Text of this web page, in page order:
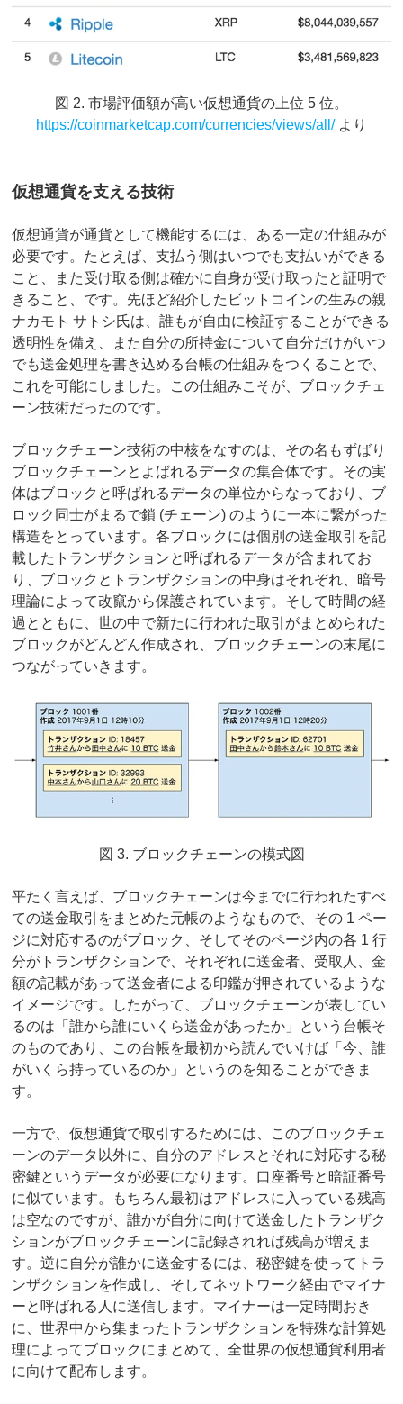
図 2. 市場評価額が高い仮想通貨の上位 5 位。
https://coinmarketcap.com/currencies/views/all/より
仮想通貨を支える技術
仮想通貨が通貨として機能するには、ある一定の仕組みが
必要です。たとえば、支払う側はいつでも支払いができる
こと、また受け取る側は確かに自身が受け取ったと証明で
きること、です。先ほど紹介したビットコインの生みの親
ナカモト サトシ氏は、誰もが自由に検証することができる
透明性を備え、また自分の所持金について自分だけがいつ
でも送金処理を書き込める台帳の仕組みをつくることで、
これを可能にしました。この仕組みこそが、ブロックチェ
ーン技術だったのです。
ブロックチェーン技術の中核をなすのは、その名もずばり
ブロックチェーンとよばれるデータの集合体です。その実
体はブロックと呼ばれるデータの単位からなっており、ブ
ロック同士がまるで鎖 (チェーン) のように一本に繋がった
構造をとっています。各ブロックには個別の送金取引を記
載したトランザクションと呼ばれるデータが含まれてお
り、ブロックとトランザクションの中身はそれぞれ、暗号
理論によって改竄から保護されています。そして時間の経
過とともに、世の中で新たに行われた取引がまとめられた
ブロックがどんどん作成され、ブロックチェーンの末尾に
つながっていきます。
図 3. ブロックチェーンの模式図
平たく言えば、ブロックチェーンは今までに行われたすべ
ての送金取引をまとめた元帳のようなもので、その 1 ペー
ジに対応するのがブロック、そしてそのページ内の各 1 行
分がトランザクションで、それぞれに送金者、受取人、金
額の記載があって送金者による印鑑が押されているような
イメージです。したがって、ブロックチェーンが表してい
るのは「誰から誰にいくら送金があったか」という台帳そ
のものであり、この台帳を最初から読んでいけば「今、誰
がいくら持っているのか」というのを知ることができま
す。
一方で、仮想通貨で取引するためには、このブロックチェ
ーンのデータ以外に、自分のアドレスとそれに対応する秘
密鍵というデータが必要になります。口座番号と暗証番号
に似ています。もちろん最初はアドレスに入っている残高
は空なのですが、誰かが自分に向けて送金したトランザク
ションがブロックチェーンに記録されれば残高が増えま
す。逆に自分が誰かに送金するには、秘密鍵を使ってトラ
ンザクションを作成し、そしてネットワーク経由でマイナ
ーと呼ばれる人に送信します。マイナーは一定時間おき
に、世界中から集まったトランザクションを特殊な計算処
理によってブロックにまとめて、全世界の仮想通貨利用者
に向けて配布します。